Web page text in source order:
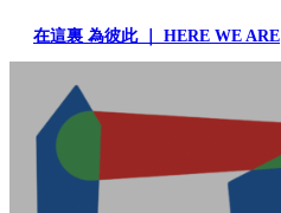
content
在這裏 為彼此 ｜ HERE WE ARE